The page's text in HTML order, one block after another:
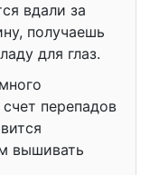
вдали за
получаешь
для глаз.
перепадов
вышивать